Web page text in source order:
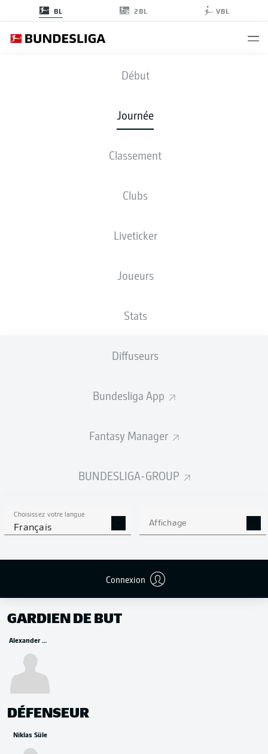
BL 2BL VBL
Début
Journée
Classement
Clubs
Liveticker
Joueurs
Stats
Diffuseurs
Bundesliga App
Fantasy Manager
BUNDESLIGA-GROUP
Choisissez votre langue
Français Affichage
Connexion
BVB- WOB
1 0
COMPOSITIONS STATISTIQUES
LES ONZE DE DÉPART
Gregor Kobel
Salih Özcan Felix Nmecha
Marco Reus
Jamie Bynoe-Gittens
REMPLAÇANTS
GARDIEN DE BUT
Alexander Meyer
DÉFENSEUR
Niklas Süle